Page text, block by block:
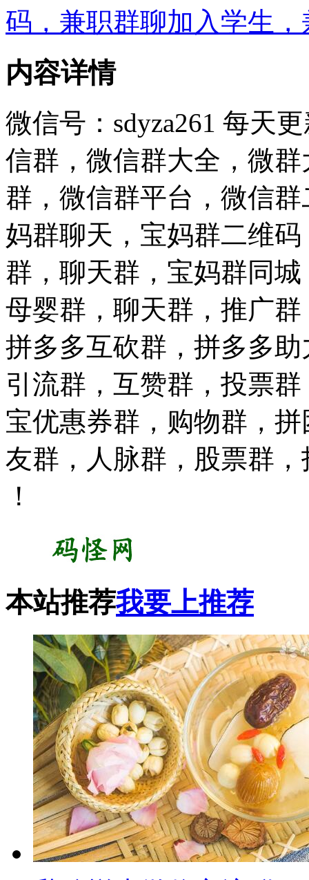
码，兼职群聊加入学生
内容详情
微信号：sdyza261 每天
信群，微信群大全，微
群，微信群平台，微信
妈群聊天，宝妈群二维
群，聊天群，宝妈群同
母婴群，聊天群，推广
拼多多互砍群，拼多多
引流群，互赞群，投票
宝优惠券群，购物群，
友群，人脉群，股票群
！
本站推荐我要上推荐